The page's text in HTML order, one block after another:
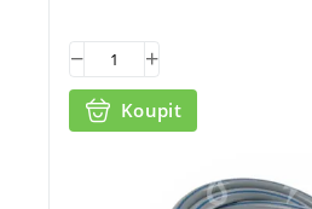
Koupit